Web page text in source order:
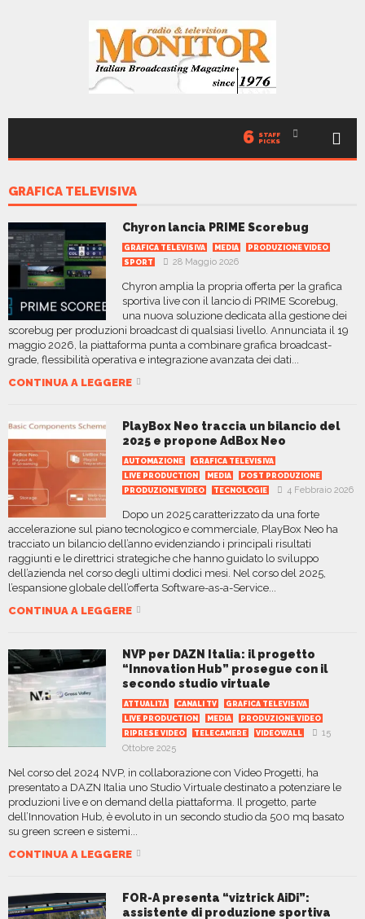
6 STAFF
PICKS
GRAFICA TELEVISIVA
Chyron lancia PRIME Scorebug
GRAFICA TELEVISIVA MEDIA
PRODUZIONE VIDEO
SPORT
28 Maggio 2026
Chyron amplia la propria offerta per la grafica
sportiva live con il lancio di PRIME Scorebug,
una nuova soluzione dedicata alla gestione dei
scorebug per produzioni broadcast di qualsiasi livello. Annunciata il 19
maggio 2026, la piattaforma punta a combinare grafica broadcast-
grade, flessibilità operativa e integrazione avanzata dei dati...
CONTINUA A LEGGERE
PlayBox Neo traccia un bilancio del
2025 e propone AdBox Neo
AUTOMAZIONE
GRAFICA TELEVISIVA
LIVE PRODUCTION
MEDIA
POST PRODUZIONE
PRODUZIONE VIDEO
TECNOLOGIE 4 Febbraio 2026
Dopo un 2025 caratterizzato da una forte
accelerazione sul piano tecnologico e commerciale, PlayBox Neo ha
tracciato un bilancio dell’anno evidenziando i principali risultati
raggiunti e le direttrici strategiche che hanno guidato lo sviluppo
dell’azienda nel corso degli ultimi dodici mesi. Nel corso del 2025,
l’espansione globale dell’offerta Software-as-a-Service...
CONTINUA A LEGGERE
NVP per DAZN Italia: il progetto
“Innovation Hub” prosegue con il
secondo studio virtuale
ATTUALITÀ CANALI TV
GRAFICA TELEVISIVA
LIVE PRODUCTION
MEDIA
PRODUZIONE VIDEO
RIPRESE VIDEO
TELECAMERE VIDEOWALL
15
Ottobre 2025
Nel corso del 2024 NVP, in collaborazione con Video Progetti, ha
presentato a DAZN Italia uno Studio Virtuale destinato a potenziare le
produzioni live e on demand della piattaforma. Il progetto, parte
dell’Innovation Hub, è evoluto in un secondo studio da 500 mq basato
su green screen e sistemi...
CONTINUA A LEGGERE
FOR-A presenta “viztrick AiDi”:
assistente di produzione sportiva